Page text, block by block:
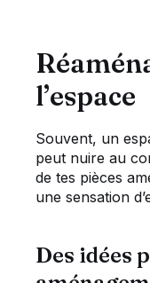
l’espace
Souvent, un
peut nuire au
de tes pièces
une sensation
Des idées